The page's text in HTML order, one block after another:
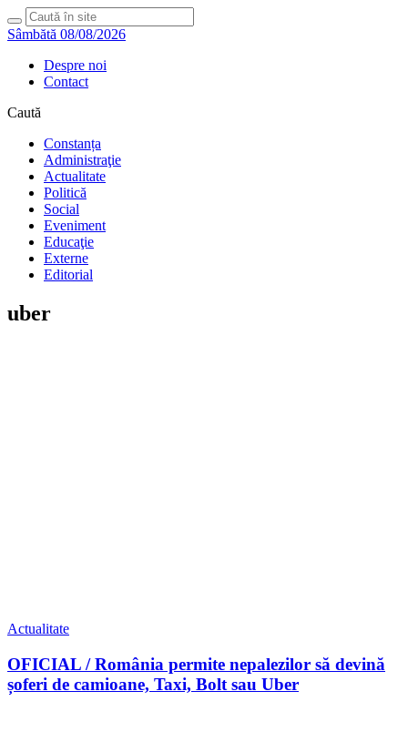
Sâmbătă 08/08/2026
Despre noi
Contact
Caută
Constanța
Administraţie
Actualitate
Politică
Social
Eveniment
Educaţie
Externe
Editorial
uber
Actualitate
OFICIAL / România permite nepalezilor să devină
șoferi de camioane, Taxi, Bolt sau Uber